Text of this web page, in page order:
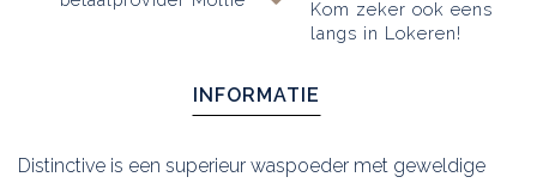
Kom zeker ook eens
langs in Lokeren!
INFORMATIE
Distinctive is een superieur waspoeder met geweldige